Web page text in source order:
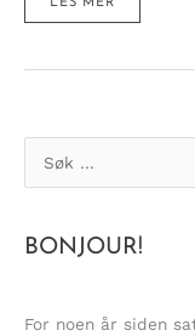
SPICY
2-
ø
e
t
BONJOUR!
For noen år siden